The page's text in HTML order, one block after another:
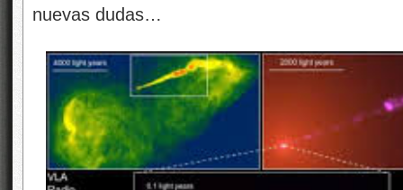
nuevas dudas…